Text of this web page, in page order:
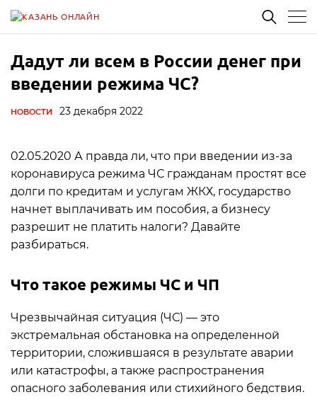
Дадут ли всем в России денег при
введении режима ЧС?
НОВОСТИ 23 декабря 2022
02.05.2020 А правда ли, что при введении из-за
коронавируса режима ЧС гражданам простят все
долги по кредитам и услугам ЖКХ, государство
начнет выплачивать им пособия, а бизнесу
разрешит не платить налоги? Давайте
разбираться.
Что такое режимы ЧС и ЧП
Чрезвычайная ситуация (ЧС) — это
экстремальная обстановка на определенной
территории, сложившаяся в результате аварии
или катастрофы, а также распространения
опасного заболевания или стихийного бедствия.